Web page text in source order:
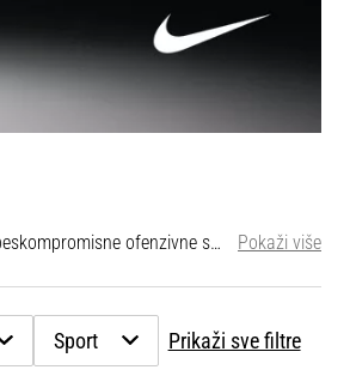
od osnovnih opcija do high-end verzija. Prva boja (First Launch Colorway) dostupna je u menta zelenoj, crvenoj, crnoj i srebrnoj boji. Ovdje vam donosimo pregled cijele nove Phantom linije kako bismo vam pomogli pronaći kopačku koja vam najbolje odgovara. Pokaži više
Sport Prikaži sve filtre